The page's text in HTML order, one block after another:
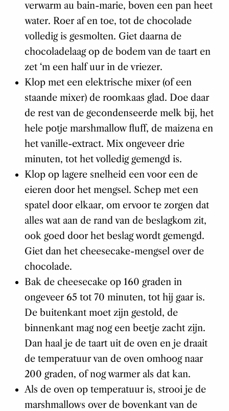
verwarm au bain-marie, boven een pan heet
water. Roer af en toe, tot de chocolade
volledig is gesmolten. Giet daarna de
chocoladelaag op de bodem van de taart en
zet ‘m een half uur in de vriezer.
Klop met een elektrische mixer (of een
staande mixer) de roomkaas glad. Doe daar
de rest van de gecondenseerde melk bij, het
hele potje marshmallow fluff, de maizena en
het vanille-extract. Mix ongeveer drie
minuten, tot het volledig gemengd is.
Klop op lagere snelheid een voor een de
eieren door het mengsel. Schep met een
spatel door elkaar, om ervoor te zorgen dat
alles wat aan de rand van de beslagkom zit,
ook goed door het beslag wordt gemengd.
Giet dan het cheesecake-mengsel over de
chocolade.
Bak de cheesecake op 160 graden in
ongeveer 65 tot 70 minuten, tot hij gaar is.
De buitenkant moet zijn gestold, de
binnenkant mag nog een beetje zacht zijn.
Dan haal je de taart uit de oven en je draait
de temperatuur van de oven omhoog naar
200 graden, of nog warmer als dat kan.
Als de oven op temperatuur is, strooi je de
marshmallows over de bovenkant van de